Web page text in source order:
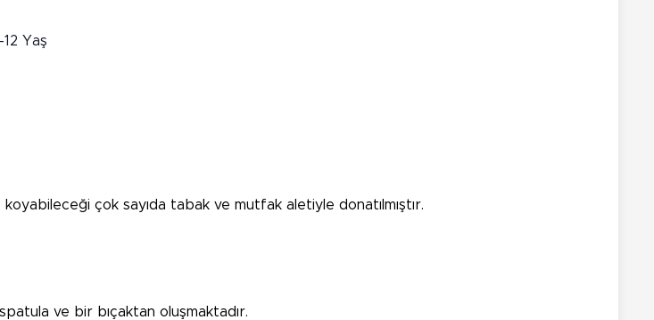
Yaş
çok sayıda tabak ve mutfak aletiyle donatılmıştır.
ve bir bıçaktan oluşmaktadır.